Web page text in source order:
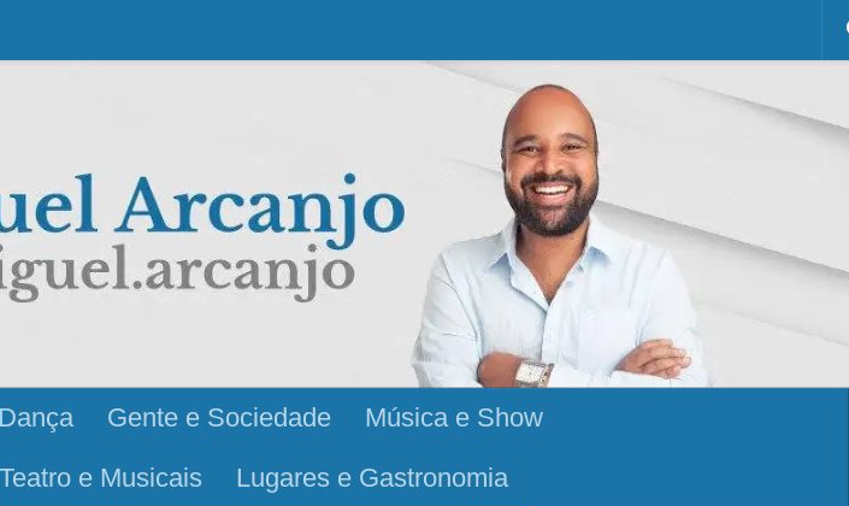
Dança Gente e Sociedade
Música e Show
Teatro e Musicais Lugares e Gastronomia